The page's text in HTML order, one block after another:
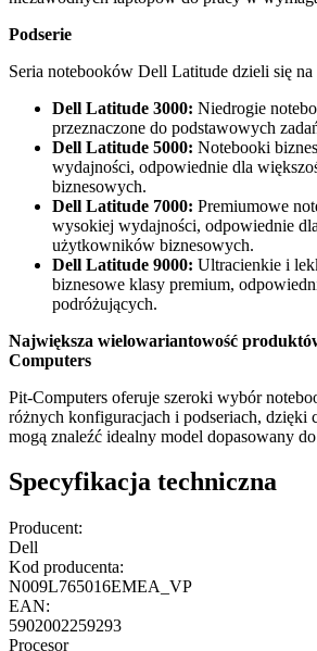
Podserie
Seria notebooków Dell Latitude dzieli się
Dell Latitude 3000: Niedrogie
przeznaczone do podstawowych
Dell Latitude 5000: Notebooki
wydajności, odpowiednie dla
biznesowych.
Dell Latitude 7000: Premiumowe
wysokiej wydajności, odpowiednie
użytkowników biznesowych.
Dell Latitude 9000: Ultracienkie i
biznesowe klasy premium,
podróżujących.
Największa wielowariantowość
Computers
Pit-Computers oferuje szeroki wybór
różnych konfiguracjach i podseriach, dzięki
mogą znaleźć idealny model dopasowany
Specyfikacja techniczna
Producent:
Dell
Kod producenta:
N009L765016EMEA_VP
EAN:
5902002259293
Procesor